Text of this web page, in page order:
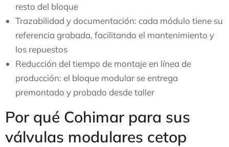
resto del bloque
Trazabilidad y documentación: cada módulo tiene su
referencia grabada, facilitando el mantenimiento y
los repuestos
Reducción del tiempo de montaje en línea de
producción: el bloque modular se entrega
premontado y probado desde taller
Por qué Cohimar para sus
válvulas modulares cetop